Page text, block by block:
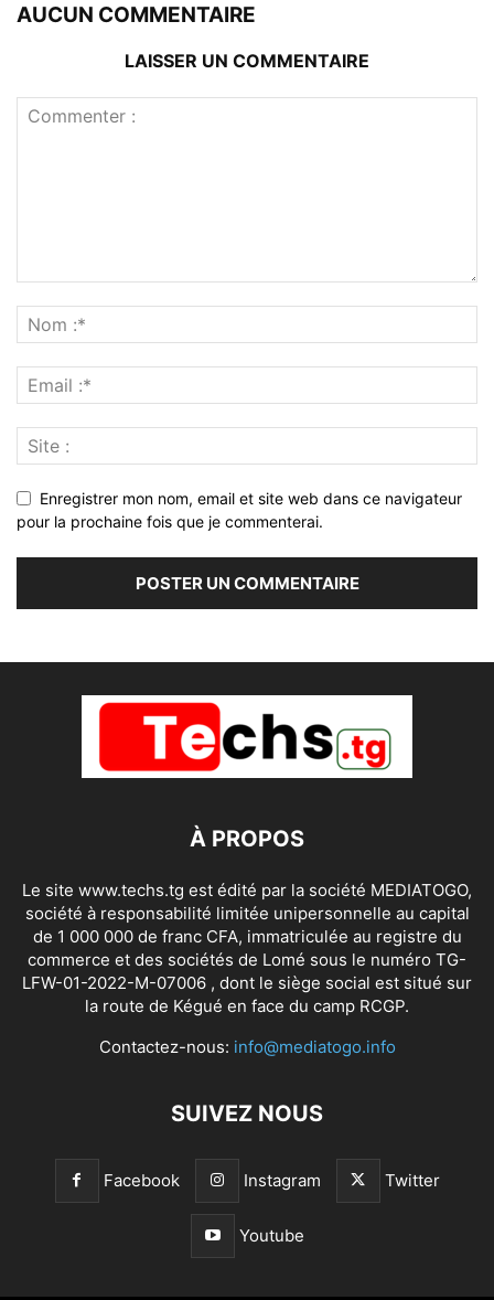
AUCUN COMMENTAIRE
LAISSER UN COMMENTAIRE
Enregistrer mon nom, email et site web dans ce navigateur
pour la prochaine fois que je commenterai.
À PROPOS
Le site www.techs.tg est édité par la société MEDIATOGO,
société à responsabilité limitée unipersonnelle au capital
de 1 000 000 de franc CFA, immatriculée au registre du
commerce et des sociétés de Lomé sous le numéro TG-
LFW-01-2022-M-07006 , dont le siège social est situé sur
la route de Kégué en face du camp RCGP.
Contactez-nous: info@mediatogo.info
SUIVEZ NOUS
Facebook Instagram Twitter
Youtube